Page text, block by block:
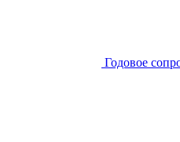
Годовое